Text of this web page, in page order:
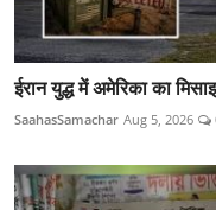
ईरान युद्ध में अमेरिका का
SaahasSamachar Aug 5, 2026